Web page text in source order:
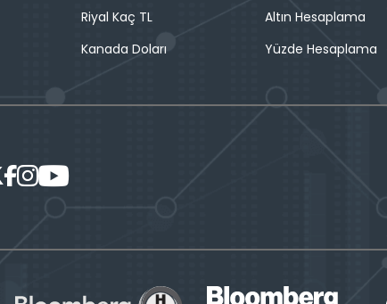
Riyal Kaç TL
Kanada Doları
Altın Hesaplama
Yüzde Hesaplama